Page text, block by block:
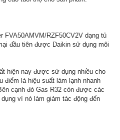
FVA50AMVM/RZF50CV2V dạng tủ
đầu tiên được Daikin sử dụng môi
hiện nay được sử dụng nhiều cho
điểm là hiệu suất làm lạnh nhanh
cạnh đó Gas R32 còn được các
vì nó làm giảm tác động đến